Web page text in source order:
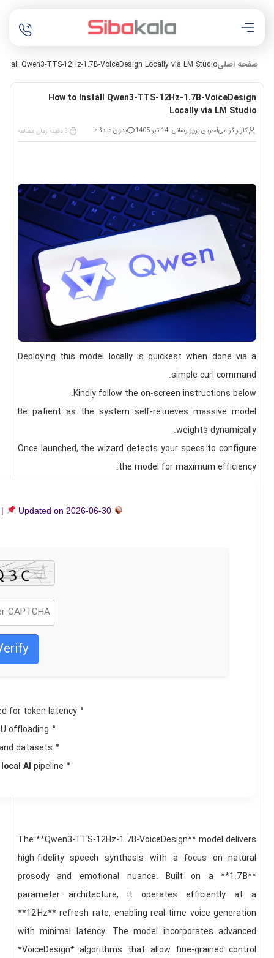
صفحه اصلیQwen3-TTS-12Hz-1.7B-VoiceDesign Locally via LM Studio
How to Install Qwen3-TTS-12Hz-1.7B-VoiceDesign
Locally via LM Studio
کاربر گرامیآخرین بروز رسانی: 14 تیر 1405 بدون دیدگاه 3 دقیقه زمان مطالعه
Deploying this model locally isquickest when done via a
simplecurl command
.
Kindly follow theon-screen instructions below.
Be patient as the system self-retrieves massive model
weights dynamically.
Once launched, the wizard detects your specs toconfigure
the model for maximum efficiency
.
Updated on 2026-06-30
for token latency
offloading
datasets
AI pipeline
The **Qwen3-TTS-12Hz-1.7B-VoiceDesign** model delivers
high‑fidelity speech synthesis with a focus on natural
prosody and emotional nuance. Built on a **1.7 B**
parameter architecture, it operates efficiently at a
**12 Hz** refresh rate, enabling real‑time voice generation
with minimal latency. The model incorporates advanced
*VoiceDesign* algorithms that allow fine‑grained control